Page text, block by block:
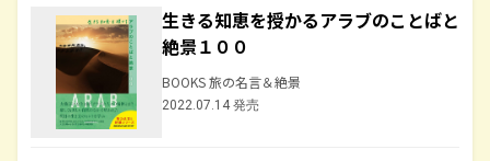
生きる知恵を授かるアラブのことばと
絶景１００
BOOKS 旅の名言＆絶景
2022.07.14 発売